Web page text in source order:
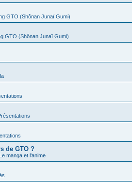
GTO (Shônan Junaï Gumi)
GTO (Shônan Junaï Gumi)
de GTO ?
manga et l'anime